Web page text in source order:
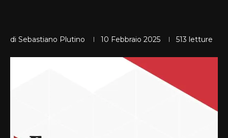
di Sebastiano Plutino 10 Febbraio 2025 513 letture